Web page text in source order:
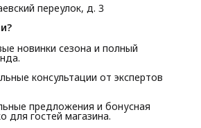
переулок, д. 3
новинки сезона и полный
консультации от экспертов
предложения и бонусная
для гостей магазина.